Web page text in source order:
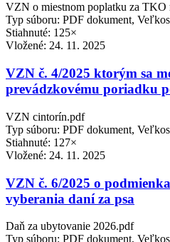
VZN o miestnom poplatku za TKO
Typ súboru: PDF dokument,
Stiahnuté: 125×
Vložené: 24. 11. 2025
VZN č. 4/2025 ktorým sa
prevádzkovému poriadku
VZN cintorín.pdf
Typ súboru: PDF dokument,
Stiahnuté: 127×
Vložené: 24. 11. 2025
VZN č. 6/2025 o
vyberania daní za psa
Daň za ubytovanie 2026.pdf
Typ súboru: PDF dokument,